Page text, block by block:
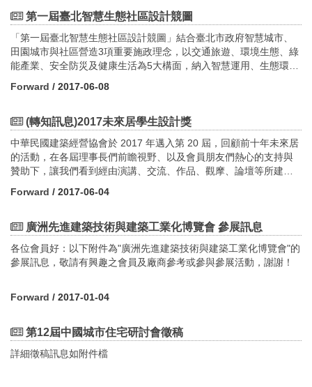
息。 競圖網站：http://sectaipei.ippi.org.tw說明會簡報下載：
https://goo.gl/fmfNka競圖辦法下載：https://tinyurl.com/y93dqnsp
更多最新消息，請至：智慧生態社區
facebook│https://goo.gl/3Ut04a二、在地工作坊 延續去(105)年辦
理5場臺北智慧生態社區在地地作坊之經驗與成果，106年7月起地政
局與文化局將擴大舉辦10餘場在地工作坊，透過智慧生態社區理念
礎。 辦理時間與地點地政局將在區民活動中心或公民會館等場地舉
辦8場在地工作坊，時間如下：1. 7月 1日(六)松山場：松山一期(民
生社區)與松山五期(塔悠路東側)重劃區2. 7月8日(六)南港場：南港
二期(中研院東北側)重劃區3. 7月9日(日)信義場：松山二期(信義計
期(國防大學東南側)重劃區5. 7月16日(日)大安場：大安一期(六張
(麗湖國小)與內湖五期(潭美國小)重劃區7. 7月29日(六)文山場：木
柵二期(政大附中)與木柵三期(力行國小)重劃區8. 8月5日(六)中山
場：中山二期(中山國中)、中山三期(中山區行政中心)與中山八期(松
山機場西北側)重劃區 另外文化局亦將舉辦多場文化智慧生態社區在
技園區)與中山七期(大直明水)重劃區、南港一期(南港軟體園區)重劃
莊區中正路510號）報名時間：6月8日起至6月23日前受理報名（報
名人數120人，額滿為止） 【論壇主題】主題一 / 都市氣候圖的發展
及對永續城市規劃的應用主題二 / 都市風廊規劃及推動主題三 / 運用
都市設計改善都市熱島環境 【報名資訊】報名網站：
https://goo.gl/iSRJXQ活動詳細流程下載：https://goo.gl/jnC0kG 指
禾拓規劃設計顧問有限公司
果，並邀請國內外專家學者與會，從都市氣候圖、都市風廊、都市
者、公部門政策執行者及民間各單位團體對於都市熱島退燒觀念，
進而提升新北市都市生活環境品質，實現都市永續發展之目標。此
外透過相關議題之研討，共同回饋至新北市熱島議題，達到概念宣
導與經驗交流的雙重效益。 【論壇資訊】時間：106/6/29 09:00-
莊區中正路510號）報名時間：6月8日起至6月23日前受理報名（報
名人數120人，額滿為止） 【論壇主題】主題一 / 都市氣候圖的發展
及對永續城市規劃的應用主題二 / 都市風廊規劃及推動主題三 / 運用
都市設計改善都市熱島環境 【報名資訊】報名網站：
https://goo.gl/iSRJXQ活動詳細流程下載：https://goo.gl/jnC0kG 指
禾拓規劃設計顧問有限公司
第一屆臺北智慧生態社區設計競圖
「第一屆臺北智慧生態社區設計競圖」結合臺北市政府智慧城市、
田園城市與社區營造3項重要施政理念，以交通旅遊、環境生態、綠
能產業、安全防災及健康生活為5大構面，納入智慧運用、生態環境
區、商業中心及住宅社區)與範圍(臺北市20處整體開發區)提出解決
能、低碳、環保、永續、高齡友善與人性化的智慧生態示範社區，
計競圖報名網址: http://sectaipei.ippi.org.tw/
Forward / 2017-06-08
(轉知訊息)2017未來居學生設計獎
中華民國建築經營協會於 2017 年邁入第 20 屆，回顧前十年未來居
的活動，在各屆理事長們前瞻視野、以及會員朋友們熱心的支持與
贊助下，讓我們看到經由演講、交流、作品、觀摩、論壇等所建構
靈福田，於是去年我們調整了企劃方向、重新編排對未來居的議題
應在行動上區分以概念、設計、執行互為經緯交織，勾勒出一個可
識反饋。居是建築，那未來在哪裡？所以今年，我們計畫徵集來自
國內設計相關科系一同參與，內容以「建築及室內空間」為應用領
化、智慧化的當代趨勢下，共同發掘讓未來的「居」更美好的可能
會。活動網站 http://www.aaotr.org.tw/主辦單位：社團法人中華民國
建築營建協會
Forward / 2017-06-04
廣洲先進建築技術與建築工業化博覽會 參展訊息
各位會員好：以下附件為"廣洲先進建築技術與建築工業化博覽會"的
參展訊息，敬請有興趣之會員及廠商參考或參與參展活動，謝謝！
Forward / 2017-01-04
第12屆中國城市住宅研討會徵稿
詳細徵稿訊息如附件檔